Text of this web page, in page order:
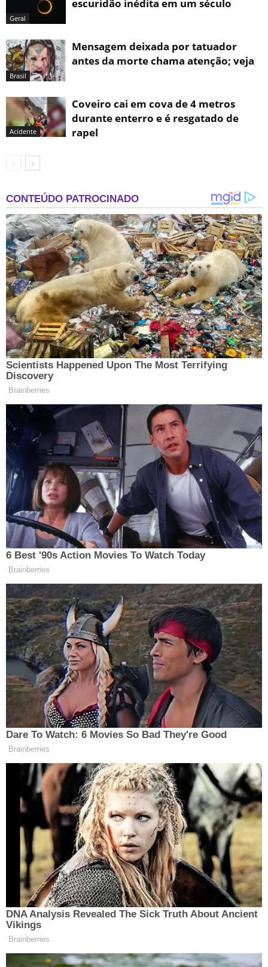
Geral
escuridão inédita em um século
Brasil
Mensagem deixada por tatuador
antes da morte chama atenção; veja
Acidente
Coveiro cai em cova de 4 metros
durante enterro e é resgatado de
rapel